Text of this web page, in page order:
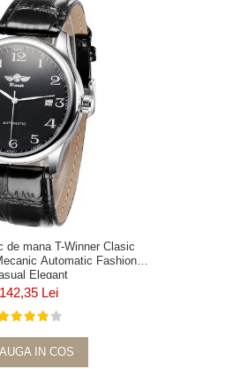
de mana T-Winner Clasic
Automatic Fashion
Elegant
142,35 Lei
IN COS